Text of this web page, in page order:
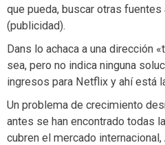
que pueda, buscar otras
(publicidad).
Dans lo achaca a una dirección
sea, pero no indica ninguna
ingresos para Netflix y ahí está
Un problema de crecimiento
antes se han encontrado todas
cubren el mercado internacional,